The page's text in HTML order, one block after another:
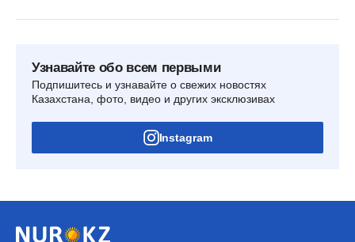
Узнавайте обо всем первыми
Подпишитесь и узнавайте о свежих новостях
Казахстана, фото, видео и других эксклюзивах
Instagram